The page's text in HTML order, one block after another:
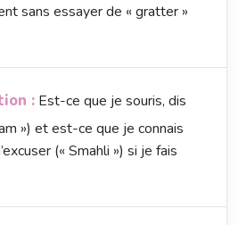
sans essayer de « gratter »
: Est-ce que je souris, dis
») et est-ce que je connais
(« Smahli ») si je fais